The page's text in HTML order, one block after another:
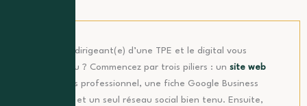
Vous êtes dirigeant(e) d’une TPE et le digital vous
semble flou ? Commencez par trois piliers : un site web
simple mais professionnel, une fiche Google Business
optimisée, et un seul réseau social bien tenu. Ensuite,